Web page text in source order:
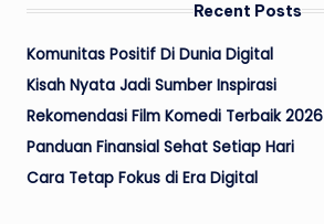
Recent Posts
Komunitas Positif Di Dunia Digital
Kisah Nyata Jadi Sumber Inspirasi
Rekomendasi Film Komedi Terbaik 2026
Panduan Finansial Sehat Setiap Hari
Cara Tetap Fokus di Era Digital